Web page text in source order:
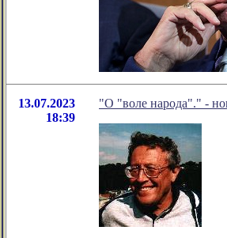
13.07.2023
18:39
"О "воле народа"." -